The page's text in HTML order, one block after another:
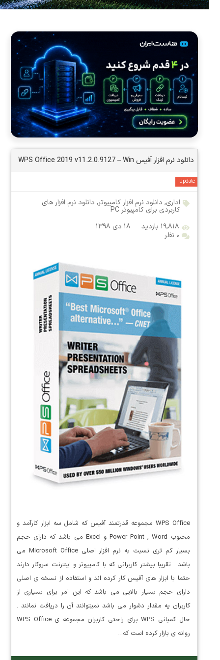
دانلود نرم افزار آفیس WPS Office 2019 v11.2.0.9127 – Win
Update
اداری, دانلود نرم افزار کامپیوتر, دانلود نرم افزار های
کاربردی برای کامپیوتر PC
۱۹,۸۱۸ بازدید
۱۸ دی ۱۳۹۸
۰ نظر
WPS Office مجموعه قدرتمند آفیس که شامل سه ابزار کارآمد و
محبوب Power Point , Word و Excel می باشد که دارای حجم
بسیار کم تری نسبت به نرم افزار اصلی Microsoft Office می
باشد . تقریبا بیشتر کاربرانی که با کامپیوتر و اینترنت سروکار دارند
حتما با ابزار های آفیس کار کرده اند و استفاده از نسخه ی اصلی
دارای حجم بسیار بالایی می باشد که این امر برای بسیاری از
کاربران یه مقدار دشوار می باشد نمیتوانند آن را دریافت نمانند .
حال کمپانی WPS برای راحتی کاربران مجموعه ی WPS Office
روانه ی بازار کرده است که…